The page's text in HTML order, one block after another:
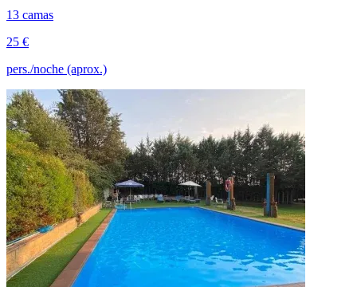
13 camas
25 €
pers./noche (aprox.)